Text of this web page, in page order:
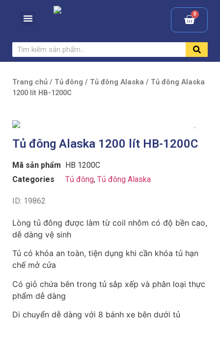
Trang chủ / Tủ đông / Tủ đông Alaska / Tủ đông Alaska
1200 lít HB-1200C
Tủ đông Alaska 1200 lít HB-1200C
Mã sản phẩm HB 1200C
Categories
Tủ đông, Tủ đông Alaska
ID: 19862
Lòng tủ đông được làm từ coil nhôm có độ bền cao,
dễ dàng vệ sinh
Tủ có khóa an toàn, tiện dụng khi cần khóa tủ hạn
chế mở cửa
Có giỏ chứa bên trong tủ sắp xếp và phân loại thực
phẩm dễ dàng
Di chuyển dễ dàng với 8 bánh xe bên dưới tủ